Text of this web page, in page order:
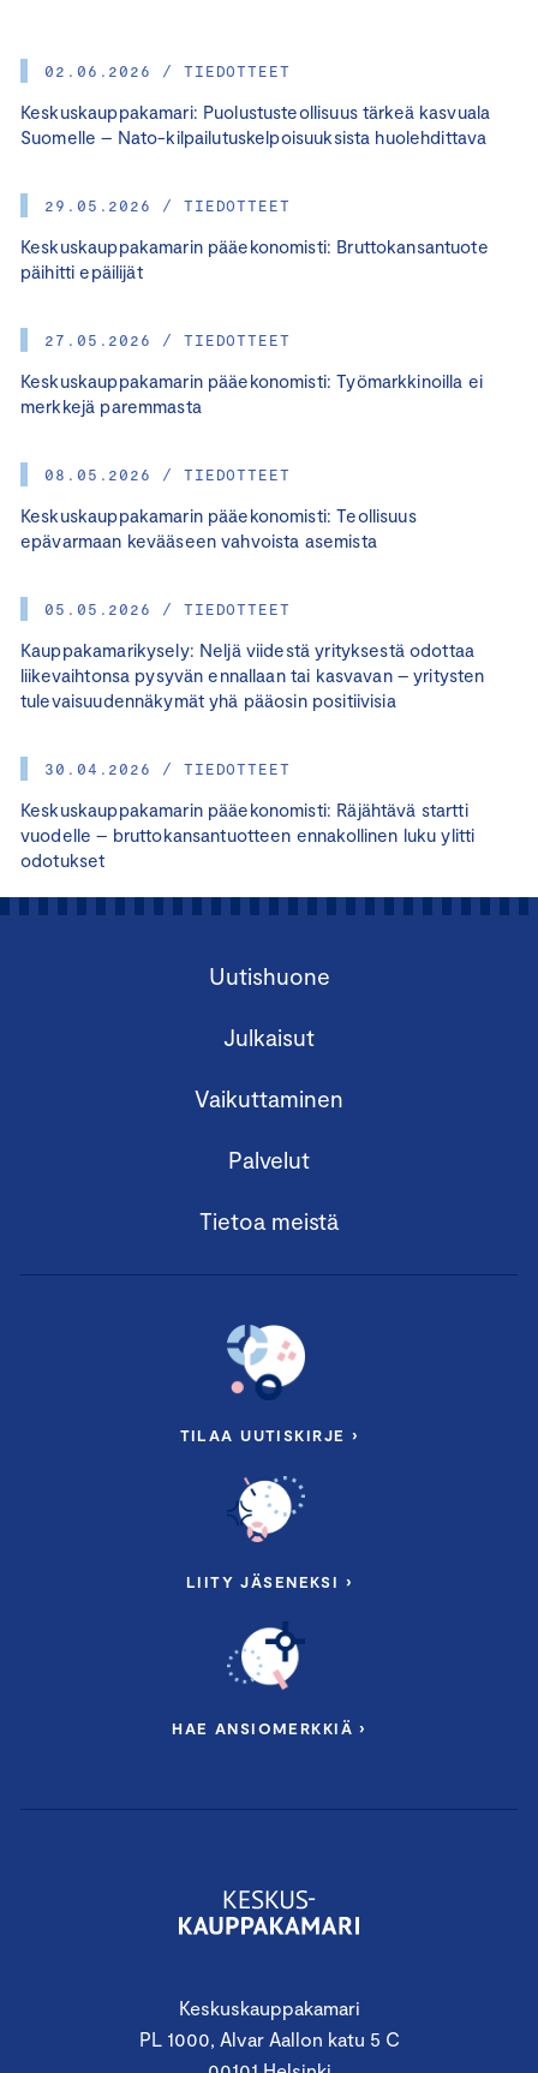
02.06.2026 / TIEDOTTEET
Keskuskauppakamari: Puolustusteollisuus tärkeä kasvuala
Suomelle – Nato-kilpailutuskelpoisuuksista huolehdittava
29.05.2026 / TIEDOTTEET
Keskuskauppakamarin pääekonomisti: Bruttokansantuote
päihitti epäilijät
27.05.2026 / TIEDOTTEET
Keskuskauppakamarin pääekonomisti: Työmarkkinoilla ei
merkkejä paremmasta
08.05.2026 / TIEDOTTEET
Keskuskauppakamarin pääekonomisti: Teollisuus
epävarmaan kevääseen vahvoista asemista
05.05.2026 / TIEDOTTEET
Kauppakamarikysely: Neljä viidestä yrityksestä odottaa
liikevaihtonsa pysyvän ennallaan tai kasvavan – yritysten
tulevaisuudennäkymät yhä pääosin positiivisia
30.04.2026 / TIEDOTTEET
Keskuskauppakamarin pääekonomisti: Räjähtävä startti
vuodelle – bruttokansantuotteen ennakollinen luku ylitti
odotukset
Keskuskauppakamari
PL 1000, Alvar Aallon katu 5 C
Uutishuone
Julkaisut
Vaikuttaminen
Palvelut
Tietoa meistä
TILAA UUTISKIRJE ›
LIITY JÄSENEKSI ›
HAE ANSIOMERKKIÄ ›